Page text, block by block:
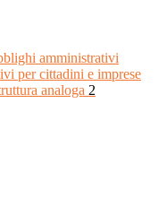
amministrativi
per cittadini e imprese
analoga 2